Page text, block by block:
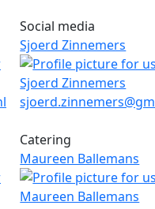
Social media
Sjoerd Zinnemers
E-mail
Catering
Maureen Ballemans